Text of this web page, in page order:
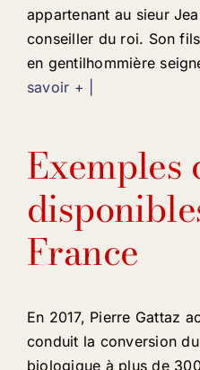
appartenant au sieur
conseiller du roi. Son
en gentilhommière
savoir + |
Exemples
France
En 2017, Pierre Gattaz
conduit la conversion
biologique à plus de